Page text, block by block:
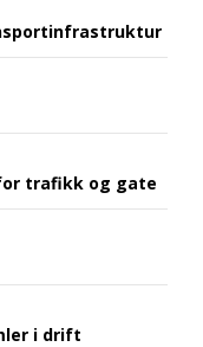
trafikk og gate
i drift